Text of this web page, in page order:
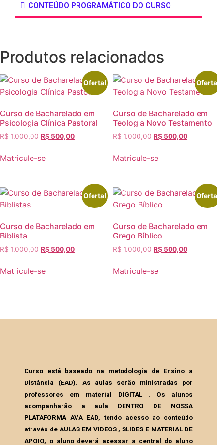
CONTEÚDO PROGRAMÁTICO DO CURSO
Produtos relacionados
Oferta!
Curso de Bacharelado em
Psicologia Clínica Pastoral
R$1.000,00 R$ 500,00
Matricule-se
Curso de Bacharelado em
Teologia Novo Testamento
R$1.000,00 R$500,00
Matricule-se
Oferta!
Curso de Bacharelado em
Biblista
R$1.000,00 R$ 500,00
Matricule-se
Curso de Bacharelado em
Grego Bíblico
R$1.000,00 R$500,00
Matricule-se
Curso está baseado na metodologia de Ensino a
Distância (EAD). As aulas serão ministradas por
professores em material DIGITAL . Os alunos
acompanharão a aula DENTRO DE NOSSA
PLATAFORMA AVA EAD, tendo acesso ao conteúdo
através de AULAS EM VIDEOS , SLIDES E MATERIAL DE
APOIO, o aluno deverá acessar a central do aluno